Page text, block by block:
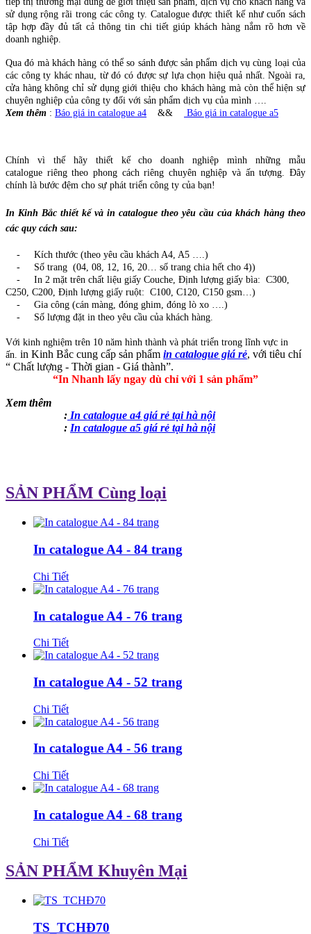
sử dụng rộng rãi trong các công ty. Catalogue được thiết kế như cuốn sách
tập hợp đầy đủ tất cả thông tin chi tiết giúp khách hàng nắm rõ hơn về
doanh nghiệp.
Qua đó mà khách hàng có thể so sánh được sản phẩm dịch vụ cùng loại của
các công ty khác nhau, từ đó có được sự lựa chọn hiệu quả nhất. Ngoài ra,
cửa hàng không chỉ sử dụng giới thiệu cho khách hàng mà còn thể hiện sự
chuyên nghiệp của công ty đối với sản phẩm dịch vụ của mình ….
Xem thêm : Báo giá in catalogue a4 && Báo giá in catalogue a5
Chính vì thế hãy thiết kế cho doanh nghiệp mình những mẫu
catalogue riêng theo phong cách riêng chuyên nghiệp và ấn tượng. Đây
chính là bước đệm cho sự phát triển công ty của bạn!
In Kinh Bắc thiết kế và in catalogue theo yêu cầu của khách hàng theo
các quy cách sau:
- Kích thước (theo yêu cầu khách A4, A5 ….)
- Số trang (04, 08, 12, 16, 20… số trang chia hết cho 4))
- In 2 mặt trên chất liệu giấy Couche, Định lượng giấy bìa: C300,
C250, C200, Định lượng giấy ruột: C100, C120, C150 gsm…)
- Gia công (cán màng, đóng ghim, đóng lò xo ….)
- Số lượng đặt in theo yêu cầu của khách hàng.
​Với kinh nghiệm trên 10 năm hình thành và phát triển trong lĩnh vực in
ấn. in Kinh Bắc cung cấp sản phẩm in catalogue giá rẻ, với tiêu chí
“ Chất lượng - Thời gian - Giá thành”.
“In Nhanh lấy ngay dù chỉ với 1 sản phẩm”
Xem thêm
: In catalogue a4 giá rẻ tại hà nội
: In catalogue a5 giá rẻ tại hà nội
SẢN PHẨM Cùng loại
In catalogue A4 - 84 trang
Chi Tiết
In catalogue A4 - 76 trang
Chi Tiết
In catalogue A4 - 52 trang
Chi Tiết
In catalogue A4 - 56 trang
Chi Tiết
In catalogue A4 - 68 trang
Chi Tiết
SẢN PHẨM Khuyên Mại
TS_TCHĐ70